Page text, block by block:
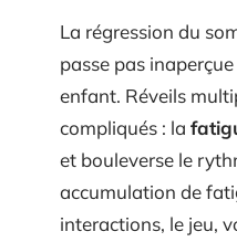
La régression du
passe pas
enfant. Réveils
compliqués : la
et bouleverse le
accumulation de
interactions, le jeu,